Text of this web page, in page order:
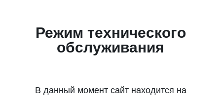
Режим технического
обслуживания
В данный момент сайт находится на